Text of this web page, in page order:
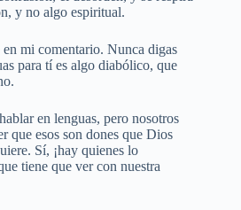
y no algo espiritual.
mi comentario. Nunca digas
para tí es algo diabólico, que
en lenguas, pero nosotros
que esos son dones que Dios
Sí, ¡hay quienes lo
tiene que ver con nuestra